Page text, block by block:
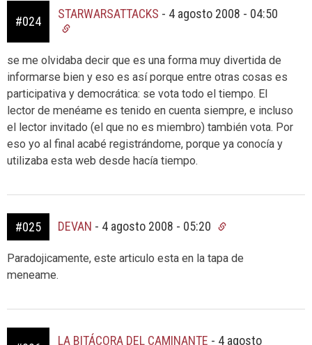
#024
STARWARSATTACKS - 4 agosto 2008 - 04:50
se me olvidaba decir que es una forma muy divertida de
informarse bien y eso es así porque entre otras cosas es
participativa y democrática: se vota todo el tiempo. El
lector de menéame es tenido en cuenta siempre, e incluso
el lector invitado (el que no es miembro) también vota. Por
eso yo al final acabé registrándome, porque ya conocía y
utilizaba esta web desde hacía tiempo.
#025 DEVAN - 4 agosto 2008 - 05:20
Paradojicamente, este articulo esta en la tapa de
meneame.
LA BITÁCORA DEL CAMINANTE - 4 agosto